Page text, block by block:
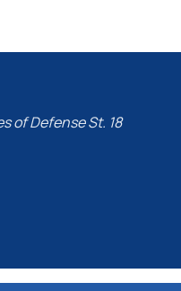
of Defense St. 18